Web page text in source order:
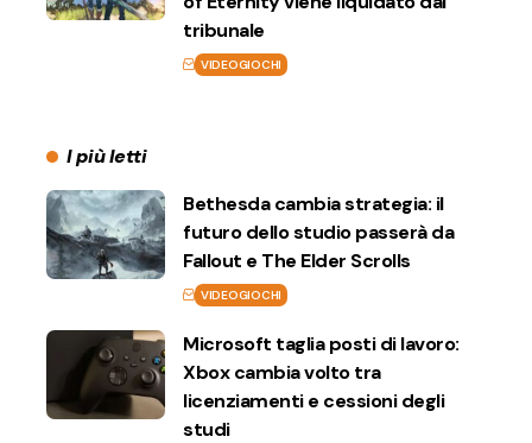
tribunale
VIDEOGIOCHI
I più letti
Bethesda cambia strategia: il
futuro dello studio passerà da
Fallout e The Elder Scrolls
VIDEOGIOCHI
Microsoft taglia posti di lavoro:
Xbox cambia volto tra
licenziamenti e cessioni degli
studi